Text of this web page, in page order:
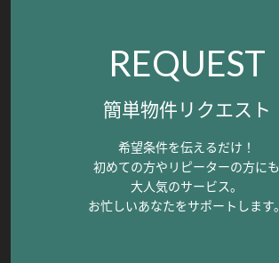
REQUEST
簡単物件リクエスト
希望条件を伝えるだけ！
初めての方やリピーターの方にも
大人気のサービス。
お忙しいあなたをサポートします。